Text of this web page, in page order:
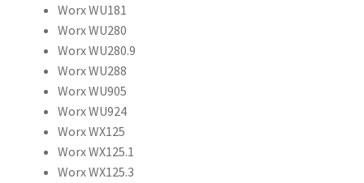
Worx WU181
Worx WU280
Worx WU280.9
Worx WU288
Worx WU905
Worx WU924
Worx WX125
Worx WX125.1
Worx WX125.3